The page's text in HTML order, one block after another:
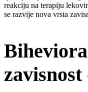
reakciju na terapiju
se razvije nova vrsta